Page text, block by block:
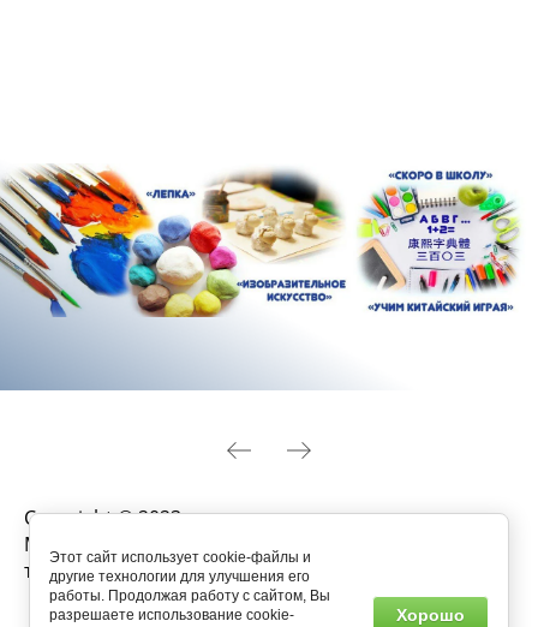
Copyright © 2023
МБУДО "Детско-юношеский спортивно-
технический центр"
+7 (302) 236-15-87
Этот сайт использует cookie-файлы и
другие технологии для улучшения его
работы. Продолжая работу с сайтом, Вы
разрешаете использование cookie-
Хорошо